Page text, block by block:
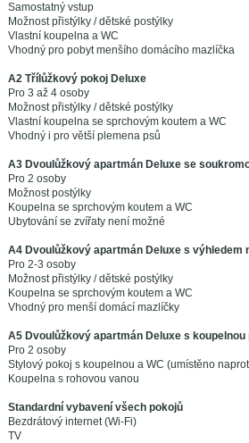
Samostatný vstup
Možnost přistýlky / dětské postýlky
Vlastní koupelna a WC
Vhodný pro pobyt menšího domácího mazlíčka
A2 Třílůžkový pokoj Deluxe
Pro 3 až 4 osoby
Možnost přistýlky / dětské postýlky
Vlastní koupelna se sprchovým koutem a WC
Vhodný i pro větší plemena psů
A3 Dvoulůžkový apartmán Deluxe se
Pro 2 osoby
Možnost postýlky
Koupelna se sprchovým koutem a WC
Ubytování se zvířaty není možné
A4 Dvoulůžkový apartmán Deluxe s výhledem
Pro 2-3 osoby
Možnost přistýlky / dětské postýlky
Koupelna se sprchovým koutem a WC
Vhodný pro menší domácí mazlíčky
A5 Dvoulůžkový apartmán Deluxe s koupelnou
Pro 2 osoby
Stylový pokoj s koupelnou a WC (umístěno
Koupelna s rohovou vanou
Standardní vybavení všech pokojů
Bezdrátový internet (Wi-Fi)
TV